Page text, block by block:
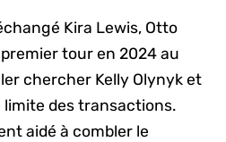
Kira Lewis, Otto
tour en 2024 au
chercher Kelly Olynyk et
limite des transactions.
aidé à combler le